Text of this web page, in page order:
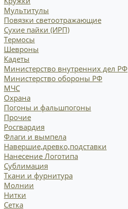
Мультитулы
Повязки светоотражающие
Сухие пайки (ИРП)
Термосы
Шевроны
Кадеты
Министерство внутренних дел РФ
Министерство обороны РФ
МЧС
Охрана
Погоны и фальшпогоны
Прочие
Росгвардия
Флаги и вымпела
Навершие,древко,подставки
Нанесение Логотипа
Сублимация
Ткани и фурнитура
Молнии
Нитки
Сетка